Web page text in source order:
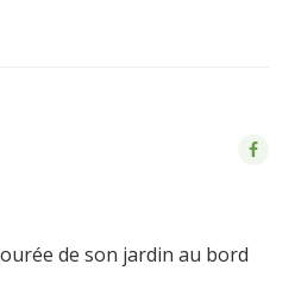
de son jardin au bord